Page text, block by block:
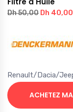
Dh50,00 Dh 40,00
Renault/Dacia/
ACHETEZ